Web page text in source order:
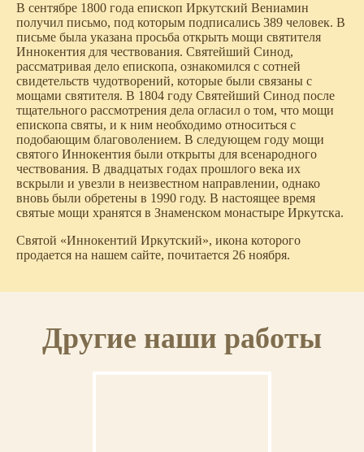
В сентябре 1800 года епископ Иркутский Вениамин
получил письмо, под которым подписались 389 человек. В
письме была указана просьба открыть мощи святителя
Иннокентия для чествования. Святейший Синод,
рассматривая дело епископа, ознакомился с сотней
свидетельств чудотворений, которые были связаны с
мощами святителя. В 1804 году Святейший Синод после
тщательного рассмотрения дела огласил о том, что мощи
епископа святы, и к ним необходимо относиться с
подобающим благоволением. В следующем году мощи
святого Иннокентия были открыты для всенародного
чествования. В двадцатых годах прошлого века их
вскрыли и увезли в неизвестном направлении, однако
вновь были обретены в 1990 году. В настоящее время
святые мощи хранятся в Знаменском монастыре Иркутска.
Святой «Иннокентий Иркутский», икона которого
продается на нашем сайте, почитается 26 ноября.
Другие наши работы